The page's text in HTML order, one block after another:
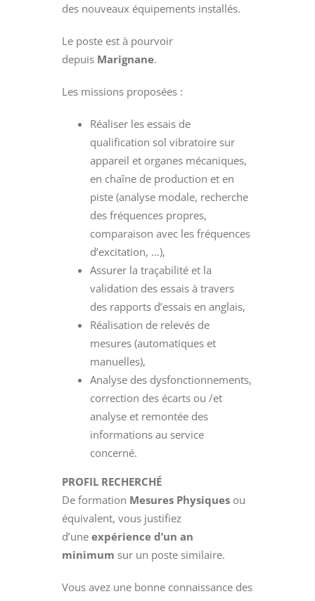
des nouveaux équipements installés.
Le poste est à pourvoir
depuis Marignane.
Les missions proposées :
Réaliser les essais de
qualification sol vibratoire sur
appareil et organes mécaniques,
en chaîne de production et en
piste (analyse modale, recherche
des fréquences propres,
comparaison avec les fréquences
d’excitation, …),
Assurer la traçabilité et la
validation des essais à travers
des rapports d’essais en anglais,
Réalisation de relevés de
mesures (automatiques et
manuelles),
Analyse des dysfonctionnements,
correction des écarts ou /et
analyse et remontée des
informations au service
concerné.
PROFIL RECHERCHÉ
De formation Mesures Physiques ou
équivalent, vous justifiez
d’uneexpérience d’un an
minimum sur un poste similaire.
Vous avez une bonne connaissance des